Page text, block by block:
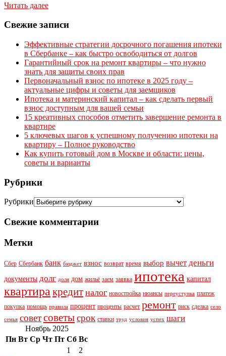
Читать далее
Свежие записи
Эффективные стратегии досрочного погашения ипотеки
в Сбербанке – как быстро освободиться от долгов
Гарантийный срок на ремонт квартиры – что нужно
знать для защиты своих прав
Первоначальный взнос по ипотеке в 2025 году –
актуальные цифры и советы для заемщиков
Ипотека и материнский капитал – как сделать первый
взнос доступным для вашей семьи
15 креативных способов отметить завершение ремонта в
квартире
5 ключевых шагов к успешному получению ипотеки на
квартиру – Полное руководство
Как купить готовый дом в Москве и области: цены,
советы и варианты
Рубрики
Рубрики
Свежие комментарии
Метки
Сбер Сбербанк банк бюджет взнос возврат время выбор вычет деньги
документы долг доля дом жильё заем заявка ипотека капитал
квартира кредит налог новостройка нюансы переуступка платеж
покупка помощь правила процент проценты расчет ремонт риск сделка село
семья советсоветысрок ставки труд условия успех шаги
Ноябрь 2025
Пн Вт Ср Чт Пт Сб Вс
1
2